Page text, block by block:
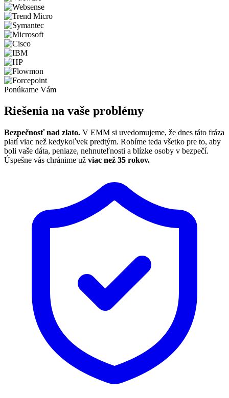
Ponúkame Vám
Riešenia na vaše problémy
Bezpečnosť nad zlato. V EMM si uvedomujeme, že dnes táto fráza
platí viac než kedykoľvek predtým. Robíme teda všetko pre to, aby
boli vaše dáta, peniaze, nehnuteľnosti a blízke osoby v bezpečí.
Úspešne vás chránime už viac než 35 rokov.